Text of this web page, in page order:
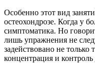
Особенно этот вид
остеохондрозе. Когда у
симптоматика. Но
лишь упражнения не
задействовано не
концентрация и